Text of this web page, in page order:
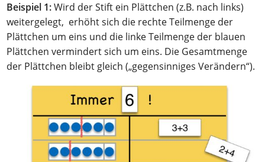
Beispiel 1:Wird der Stift ein Plättchen (z.B. nach links)
weitergelegt, erhöht sich die rechte Teilmenge der
Plättchen um eins und die linke Teilmenge der blauen
Plättchen vermindert sich um eins. Die Gesamtmenge
der Plättchen bleibt gleich („gegensinniges Verändern“).